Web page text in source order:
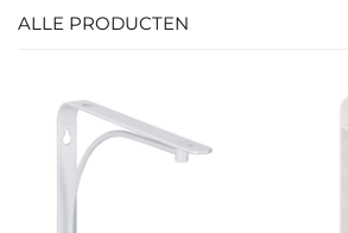
ALLE PRODUCTEN